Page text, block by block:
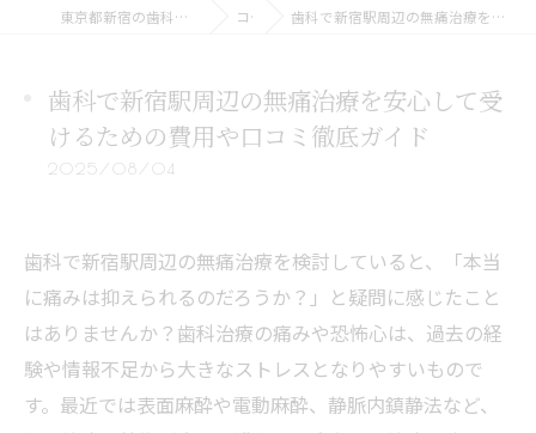
東京都新宿の歯科なら新宿かえで歯科・形成外科 コラム 歯科で新宿駅周辺の無痛治療を安心して受けるための費用や口コミ徹底ガイド
歯科で新宿駅周辺の無痛治療を安心して受
けるための費用や口コミ徹底ガイド
2025/08/04
歯科で新宿駅周辺の無痛治療を検討していると、「本当
に痛みは抑えられるのだろうか？」と疑問に感じたこと
はありませんか？歯科治療の痛みや恐怖心は、過去の経
験や情報不足から大きなストレスとなりやすいもので
す。最近では表面麻酔や電動麻酔、静脈内鎮静法など、